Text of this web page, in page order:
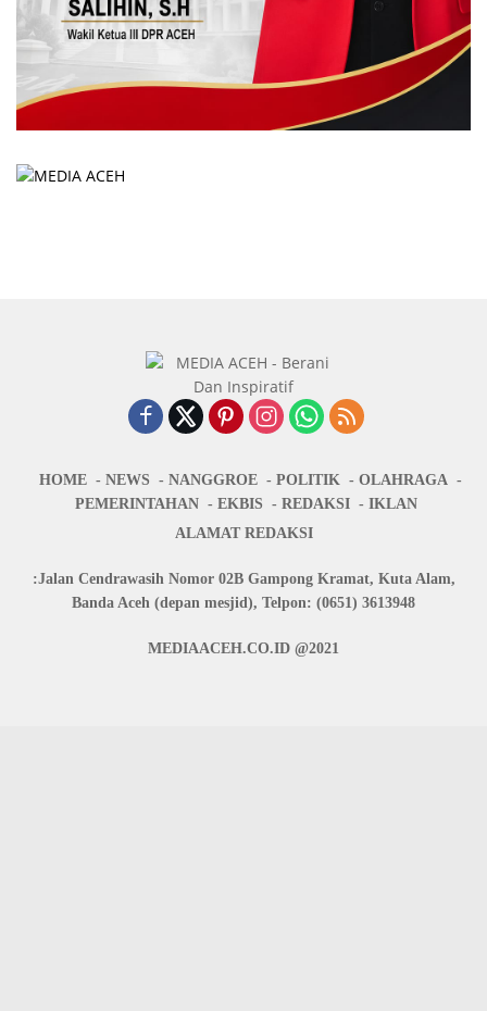
HOME NEWS NANGGROE POLITIK
OLAHRAGA
PEMERINTAHAN
EKBIS REDAKSI
IKLAN
ALAMAT REDAKSI
:Jalan Cendrawasih Nomor 02B Gampong Kramat, Kuta Alam,
Banda Aceh (depan mesjid), Telpon: (0651) 3613948
MEDIAACEH.CO.ID @2021